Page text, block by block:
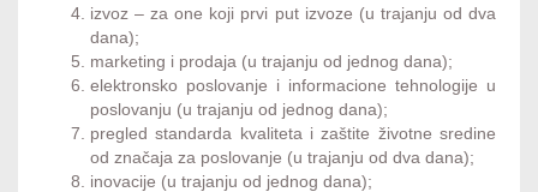
izvoz – za one koji prvi put izvoze (u trajanju od dva
dana);
marketing i prodaja (u trajanju od jednog dana);
elektronsko poslovanje i informacione tehnologije u
poslovanju (u trajanju od jednog dana);
pregled standarda kvaliteta i zaštite životne sredine
od značaja za poslovanje (u trajanju od dva dana);
inovacije (u trajanju od jednog dana);